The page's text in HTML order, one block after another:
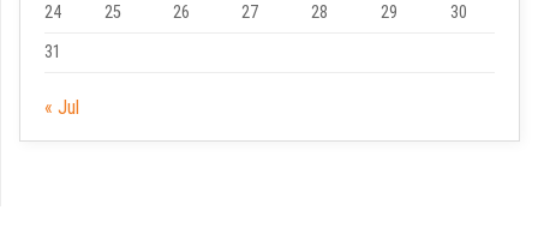
24
25 26 27 28 29
30
31
« Jul